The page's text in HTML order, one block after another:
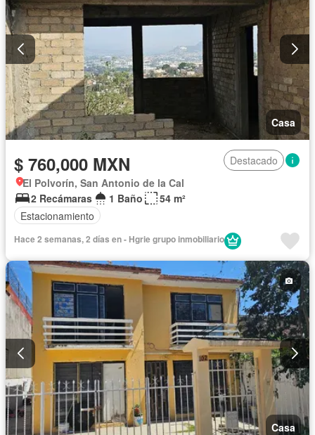
Casa
$ 760,000 MXN
Destacado
El Polvorín, San Antonio de la Cal
2 Recámaras
1 Baño
54 m²
Estacionamiento
Hace 2 semanas, 2 días en - Hgrie grupo inmobiliario
Casa